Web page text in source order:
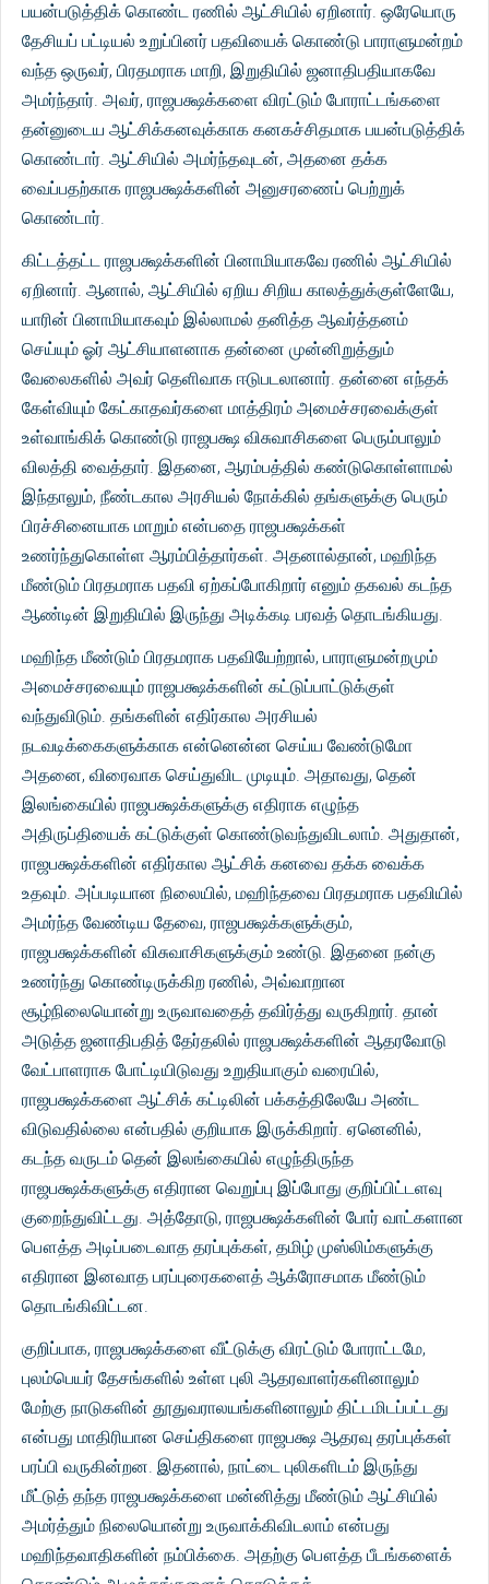
பயன்படுத்திக் கொண்ட ரணில் ஆட்சியில் ஏறினார். ஒரேயொரு
தேசியப் பட்டியல் உறுப்பினர் பதவியைக் கொண்டு பாராளுமன்றம்
வந்த ஒருவர், பிரதமராக மாறி, இறுதியில் ஜனாதிபதியாகவே
அமர்ந்தார். அவர், ராஜபக்ஷக்களை விரட்டும் போராட்டங்களை
தன்னுடைய ஆட்சிக்கனவுக்காக கனகச்சிதமாக பயன்படுத்திக்
கொண்டார். ஆட்சியில் அமர்ந்தவுடன், அதனை தக்க
வைப்பதற்காக ராஜபக்ஷக்களின் அனுசரணைப் பெற்றுக்
கொண்டார்.
கிட்டத்தட்ட ராஜபக்ஷக்களின் பினாமியாகவே ரணில் ஆட்சியில்
ஏறினார். ஆனால், ஆட்சியில் ஏறிய சிறிய காலத்துக்குள்ளேயே,
யாரின் பினாமியாகவும் இல்லாமல் தனித்த ஆவர்த்தனம்
செய்யும் ஓர் ஆட்சியாளனாக தன்னை முன்னிறுத்தும்
வேலைகளில் அவர் தெளிவாக ஈடுபடலானார். தன்னை எந்தக்
கேள்வியும் கேட்காதவர்களை மாத்திரம் அமைச்சரவைக்குள்
உள்வாங்கிக் கொண்டு ராஜபக்ஷ விசுவாசிகளை பெரும்பாலும்
விலத்தி வைத்தார். இதனை, ஆரம்பத்தில் கண்டுகொள்ளாமல்
இந்தாலும், நீண்டகால அரசியல் நோக்கில் தங்களுக்கு பெரும்
பிரச்சினையாக மாறும் என்பதை ராஜபக்ஷக்கள்
உணர்ந்துகொள்ள ஆரம்பித்தார்கள். அதனால்தான், மஹிந்த
மீண்டும் பிரதமராக பதவி ஏற்கப்போகிறார் எனும் தகவல் கடந்த
ஆண்டின் இறுதியில் இருந்து அடிக்கடி பரவத் தொடங்கியது.
மஹிந்த மீண்டும் பிரதமராக பதவியேற்றால், பாராளுமன்றமும்
அமைச்சரவையும் ராஜபக்ஷக்களின் கட்டுப்பாட்டுக்குள்
வந்துவிடும். தங்களின் எதிர்கால அரசியல்
நடவடிக்கைகளுக்காக என்னென்ன செய்ய வேண்டுமோ
அதனை, விரைவாக செய்துவிட முடியும். அதாவது, தென்
இலங்கையில் ராஜபக்ஷக்களுக்கு எதிராக எழுந்த
அதிருப்தியைக் கட்டுக்குள் கொண்டுவந்துவிடலாம். அதுதான்,
ராஜபக்ஷக்களின் எதிர்கால ஆட்சிக் கனவை தக்க வைக்க
உதவும். அப்படியான நிலையில், மஹிந்தவை பிரதமராக பதவியில்
அமர்ந்த வேண்டிய தேவை, ராஜபக்ஷக்களுக்கும்,
ராஜபக்ஷக்களின் விசுவாசிகளுக்கும் உண்டு. இதனை நன்கு
உணர்ந்து கொண்டிருக்கிற ரணில், அவ்வாறான
சூழ்நிலையொன்று உருவாவதைத் தவிர்த்து வருகிறார். தான்
அடுத்த ஜனாதிபதித் தேர்தலில் ராஜபக்ஷக்களின் ஆதரவோடு
வேட்பாளராக போட்டியிடுவது உறுதியாகும் வரையில்,
ராஜபக்ஷக்களை ஆட்சிக் கட்டிலின் பக்கத்திலேயே அண்ட
விடுவதில்லை என்பதில் குறியாக இருக்கிறார். ஏனெனில்,
கடந்த வருடம் தென் இலங்கையில் எழுந்திருந்த
ராஜபக்ஷக்களுக்கு எதிரான வெறுப்பு இப்போது குறிப்பிட்டளவு
குறைந்துவிட்டது. அத்தோடு, ராஜபக்ஷக்களின் போர் வாட்களான
பௌத்த அடிப்படைவாத தரப்புக்கள், தமிழ் முஸ்லிம்களுக்கு
எதிரான இனவாத பரப்புரைகளைத் ஆக்ரோசமாக மீண்டும்
தொடங்கிவிட்டன.
குறிப்பாக, ராஜபக்ஷக்களை வீட்டுக்கு விரட்டும் போராட்டமே,
புலம்பெயர் தேசங்களில் உள்ள புலி ஆதரவாளர்களினாலும்
மேற்கு நாடுகளின் தூதுவராலயங்களினாலும் திட்டமிடப்பட்டது
என்பது மாதிரியான செய்திகளை ராஜபக்ஷ ஆதரவு தரப்புக்கள்
பரப்பி வருகின்றன. இதனால், நாட்டை புலிகளிடம் இருந்து
மீட்டுத் தந்த ராஜபக்ஷக்களை மன்னித்து மீண்டும் ஆட்சியில்
அமர்த்தும் நிலையொன்று உருவாக்கிவிடலாம் என்பது
மஹிந்தவாதிகளின் நம்பிக்கை. அதற்கு பௌத்த பீடங்களைக்